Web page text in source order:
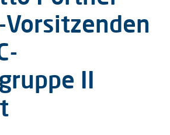
Vorsitzenden
II